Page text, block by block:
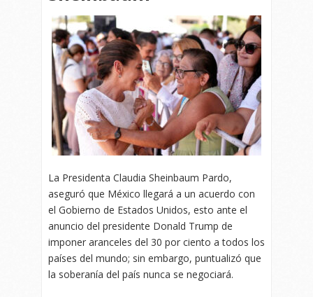
La Presidenta Claudia Sheinbaum Pardo,
aseguró que México llegará a un acuerdo con
el Gobierno de Estados Unidos, esto ante el
anuncio del presidente Donald Trump de
imponer aranceles del 30 por ciento a todos los
países del mundo; sin embargo, puntualizó que
la soberanía del país nunca se negociará.